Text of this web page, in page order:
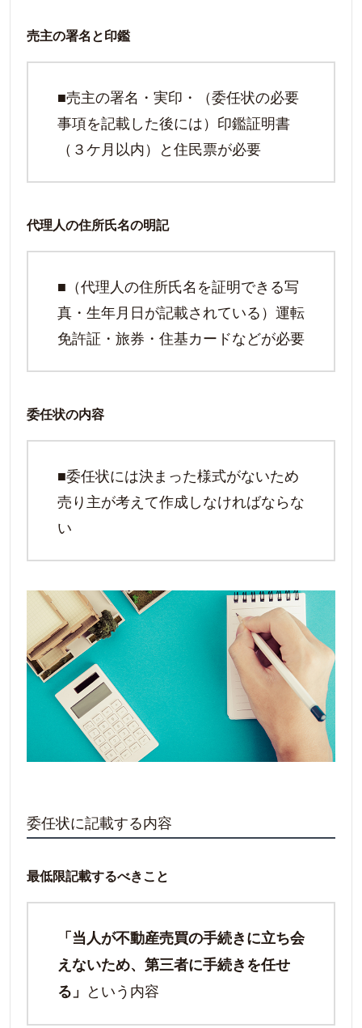
売主の署名と印鑑
■売主の署名・実印・（委任状の必要
事項を記載した後には）印鑑証明書
（３ケ月以内）と住民票が必要
代理人の住所氏名の明記
■（代理人の住所氏名を証明できる写
真・生年月日が記載されている）運転
免許証・旅券・住基カードなどが必要
委任状の内容
■委任状には決まった様式がないため
売り主が考えて作成しなければならな
い
委任状に記載する内容
最低限記載するべきこと
「当人が不動産売買の手続きに立ち会
えないため、第三者に手続きを任せ
る」 という内容